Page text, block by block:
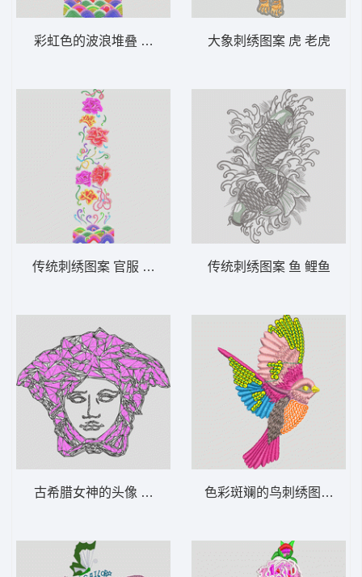
彩虹色的波浪堆叠 官服 传统 波浪 中国风
传统刺绣图案 官服 传统 波浪 花朵 中国风
古希腊女神的头像 范思哲 珠片 logo
大象刺绣图案 虎 老虎
传统刺绣图案 鱼 鲤鱼
色彩斑斓的鸟刺绣图案 鸟